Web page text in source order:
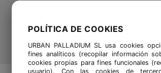
POLÍTICA DE COOKIES
URBAN PALLADIUM SL usa cookies
fines analíticos (recopilar información
cookies propias para fines funcionales
usuario). Con las cookies de